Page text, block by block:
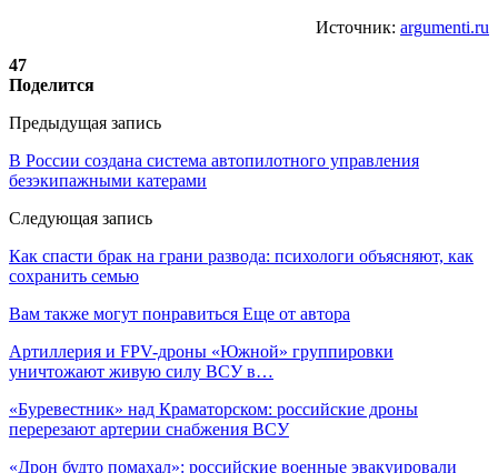
Источник: argumenti.ru
47
Поделится
Предыдущая запись
В России создана система автопилотного управления
безэкипажными катерами
Следующая запись
Как спасти брак на грани развода: психологи объясняют, как
сохранить семью
Вам также могут понравиться Еще от автора
Артиллерия и FPV-дроны «Южной» группировки
уничтожают живую силу ВСУ в…
«Буревестник» над Краматорском: российские дроны
перерезают артерии снабжения ВСУ
«Дрон будто помахал»: российские военные эвакуировали